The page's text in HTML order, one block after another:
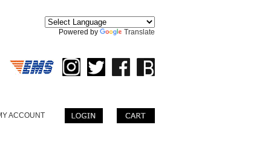
Powered by Translate
ACCOUNT